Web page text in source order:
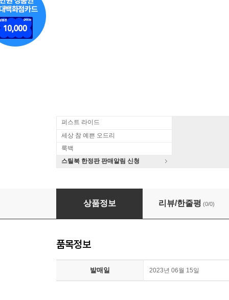
퍼스트 라이드
세상 참 예쁜 오드리
룩백
스틸북 한정판 판매알림 신청
쇼팽 프로젝트 - Essential (The Chopin
상품정보 리뷰/한줄평 (0/0)
품목정보
발매일 2023년 06월 15일